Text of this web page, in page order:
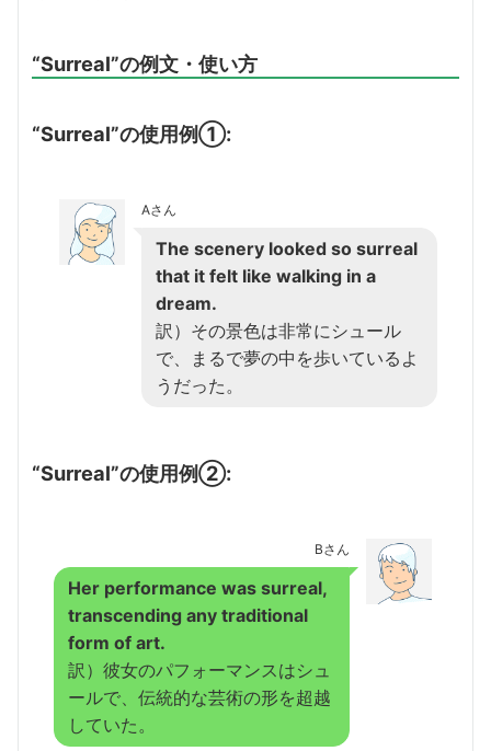
“Surreal”の例文・使い方
“Surreal”の使用例①:
Aさん
The scenery looked so surreal
that it felt like walking in a
dream.
訳）その景色は非常にシュール
で、まるで夢の中を歩いているよ
うだった。
“Surreal”の使用例②:
Bさん
Her performance was surreal,
transcending any traditional
form of art.
訳）彼女のパフォーマンスはシュ
ールで、伝統的な芸術の形を超越
していた。